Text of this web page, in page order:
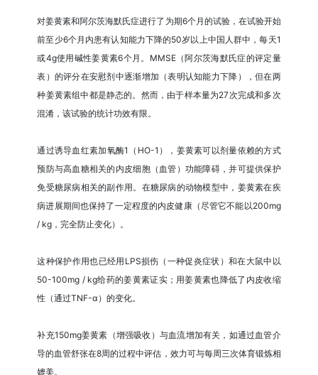
对姜黄素和阿尔茨海默氏症进行了为期6个月的试验，在试验开始
前至少6个月内患有认知能力下降的50岁以上中国人群中，每天1
或4g使用碱性姜黄素6个月。MMSE（阿尔茨海默氏症的评定量
表）的评分在安慰剂中逐渐增加（表明认知能力下降），但在两
种姜黄素组中都是静态的。然而，由于样本量为27次完成和多次
混淆，该试验的统计功效有限。
通过诱导血红素加氧酶1（HO-1），姜黄素可以剂量依赖的方式
预防与高血糖相关的内皮细胞（血管）功能障碍，并可提供保护
免受糖尿病相关的副作用。在糖尿病的动物模型中，姜黄素在疾
病进展期间也保持了一定程度的内皮健康（尽管它不能以200mg
/ kg，完全防止变化）。
这种保护作用也已经用LPS损伤（一种促炎症状）和在大鼠中以
50-100mg / kg给药的姜黄素证实；用姜黄素也降低了内皮收缩
性（通过TNF-α）的变化。
补充150mg姜黄素（增强吸收）与血流增加有关，如通过血管介
导的血管舒张在8周的过程中评估，效力可与每周三次体育锻炼相
媲美。